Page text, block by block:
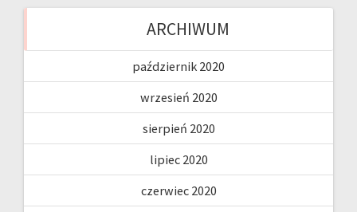
ARCHIWUM
październik 2020
wrzesień 2020
sierpień 2020
lipiec 2020
czerwiec 2020